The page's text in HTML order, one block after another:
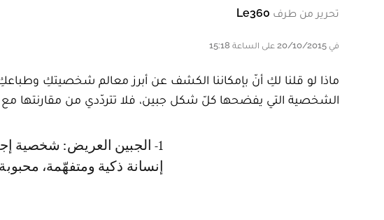
تحرير من طرف Le360
في 20/10/2015 على الساعة 15:18
ماذا لو قلنا لكِ أنّ بإمكاننا الكشف عن أبرز معالم شخصيتكِ
الشخصية التي يفضحها كلّ شكل جبين، فلا تتردّدي من مقارنتها
1- الجبين العريض: شخصية إجتماعية إلى أقصى الحدود وتحب الإختلاط مع الناس،
إنسانة ذكية ومتفهّمة،